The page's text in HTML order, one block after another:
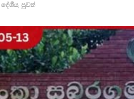
දේශීය, පුවත්